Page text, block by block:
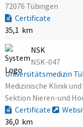
72076 Tübingen
Certificate
35,1 km
NSK
NSK-047
Universitätsmedizin
Medizinische Klinik
Sektion Nieren-und
Certificate
36,0 km